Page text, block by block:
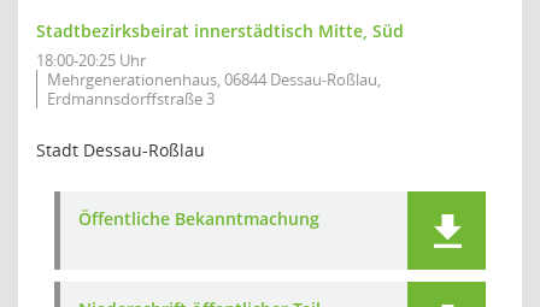
Stadtbezirksbeirat innerstädtisch Mitte, Süd
18:00-20:25 Uhr
Mehrgenerationenhaus, 06844 Dessau-Roßlau,
Erdmannsdorffstraße 3
Stadt Dessau-Roßlau
Öffentliche Bekanntmachung